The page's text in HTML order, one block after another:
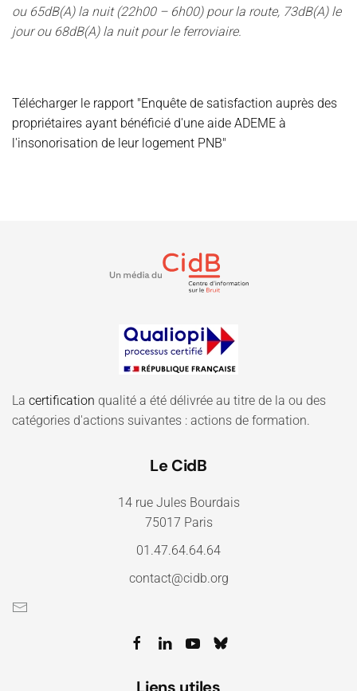
ou 65dB(A) la nuit (22h00 – 6h00) pour la route, 73dB(A) le
jour ou 68dB(A) la nuit pour le ferroviaire.
Télécharger le rapport "Enquête de satisfaction auprès des
propriétaires ayant bénéficié d'une aide ADEME à
l'insonorisation de leur logement PNB"
La certification qualité a été délivrée au titre de la ou des
catégories d'actions suivantes : actions de formation.
Le CidB
14 rue Jules Bourdais
75017 Paris
01.47.64.64.64
contact@cidb.org